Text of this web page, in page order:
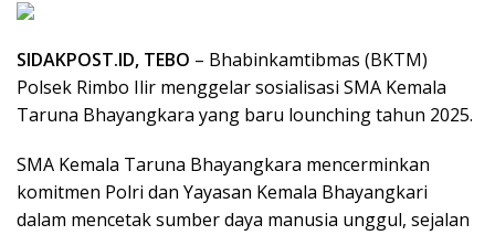
SIDAKPOST.ID, TEBO – Bhabinkamtibmas (BKTM)
Polsek Rimbo Ilir menggelar sosialisasi SMA Kemala
Taruna Bhayangkara yang baru lounching tahun 2025.
SMA Kemala Taruna Bhayangkara mencerminkan
komitmen Polri dan Yayasan Kemala Bhayangkari
dalam mencetak sumber daya manusia unggul, sejalan